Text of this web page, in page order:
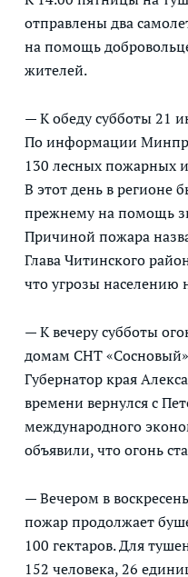
отправлены два
на помощь
жителей.
— К обеду субботы 21
По информации
130 лесных пожарных
В этот день в регионе
прежнему на помощь
Причиной пожара
Глава Читинского
что угрозы населению
— К вечеру субботы
домам СНТ
Губернатор края
времени вернулся с
международного
объявили, что огонь
— Вечером в
пожар продолжает
100 гектаров. Для
152 человека, 26